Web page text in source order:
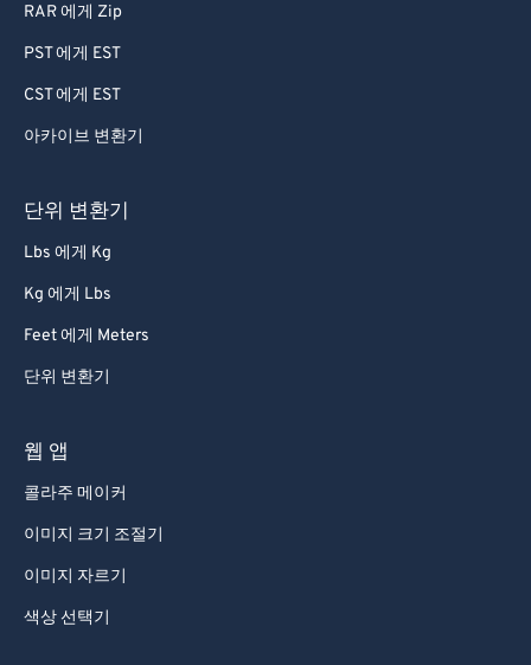
RAR 에게 Zip
PST 에게 EST
CST 에게 EST
아카이브 변환기
단위 변환기
Lbs 에게 Kg
Kg 에게 Lbs
Feet 에게 Meters
단위 변환기
웹 앱
콜라주 메이커
이미지 크기 조절기
이미지 자르기
색상 선택기